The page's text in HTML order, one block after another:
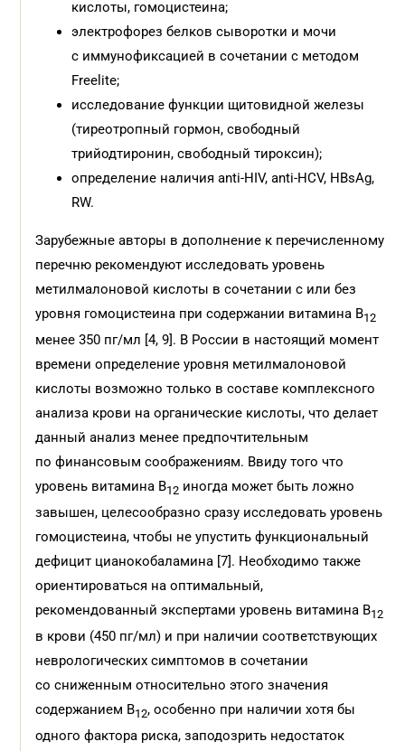
кислоты, гомоцистеина;
электрофорез белков сыворотки и мочи
с иммунофиксацией в сочетании с методом
Freelite;
исследование функции щитовидной железы
(тиреотропный гормон, свободный
трийодтиронин, свободный тироксин);
определение наличия anti-HIV, anti-HCV, HBsAg,
RW.
Зарубежные авторы в дополнение к перечисленному
перечню рекомендуют исследовать уровень
метилмалоновой кислоты в сочетании с или без
уровня гомоцистеина при содержании витамина В12
менее 350 пг/мл [4, 9]. В России в настоящий момент
времени определение уровня метилмалоновой
кислоты возможно только в составе комплексного
анализа крови на органические кислоты, что делает
данный анализ менее предпочтительным
по финансовым соображениям. Ввиду того что
уровень витамина В12 иногда может быть ложно
завышен, целесообразно сразу исследовать уровень
гомоцистеина, чтобы не упустить функциональный
дефицит цианокобаламина [7]. Необходимо также
ориентироваться на оптимальный,
рекомендованный экспертами уровень витамина В12
в крови (450 пг/мл) и при наличии соответствующих
неврологических симптомов в сочетании
со сниженным относительно этого значения
содержанием В12, особенно при наличии хотя бы
одного фактора риска, заподозрить недостаток